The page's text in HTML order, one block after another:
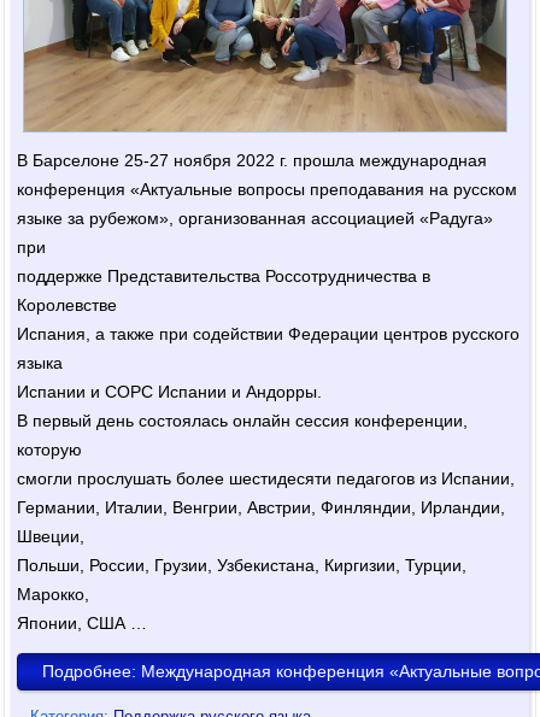
В Барселоне 25-27 ноября 2022 г. прошла международная
конференция «Актуальные вопросы преподавания на русском
языке за рубежом», организованная ассоциацией «Радуга»
при
поддержке Представительства Россотрудничества в
Королевстве
Испания, а также при содействии Федерации центров русского
языка
Испании и СОРС Испании и Андорры.
В первый день состоялась онлайн сессия конференции,
которую
смогли прослушать более шестидесяти педагогов из Испании,
Германии, Италии, Венгрии, Австрии, Финляндии, Ирландии,
Швеции,
Польши, России, Грузии, Узбекистана, Киргизии, Турции,
Марокко,
Японии, США …
Подробнее: Международная конференция «Актуальные